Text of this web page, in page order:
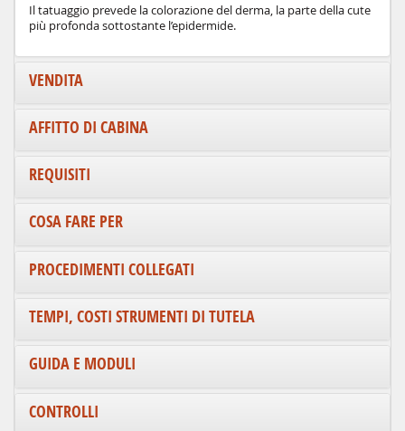
Il tatuaggio prevede la colorazione del derma, la parte della cute
più profonda sottostante l’epidermide.
VENDITA
AFFITTO DI CABINA
REQUISITI
COSA FARE PER
PROCEDIMENTI COLLEGATI
TEMPI, COSTI STRUMENTI DI TUTELA
GUIDA E MODULI
CONTROLLI